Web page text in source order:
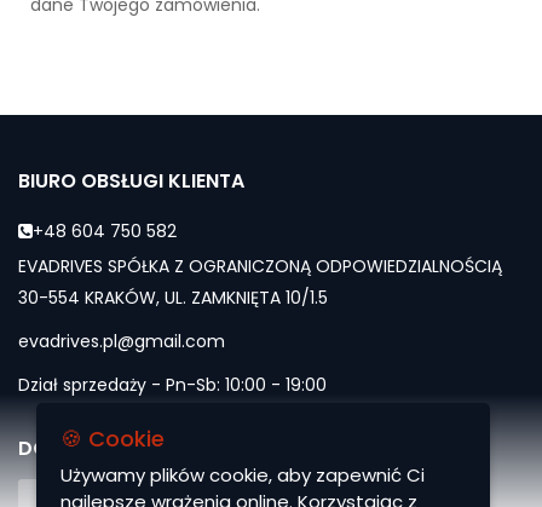
dane Twojego zamówienia.
BIURO OBSŁUGI KLIENTA
+48 604 750 582
EVADRIVES SPÓŁKA Z OGRANICZONĄ ODPOWIEDZIALNOŚCIĄ
30-554 KRAKÓW, UL. ZAMKNIĘTA 10/1.5
evadrives.pl@gmail.com
Dział sprzedaży - Pn-Sb: 10:00 - 19:00
DOŁĄCZ DO NAS
🍪 Cookie
Używamy plików cookie, aby zapewnić Ci
najlepsze wrażenia online. Korzystając z